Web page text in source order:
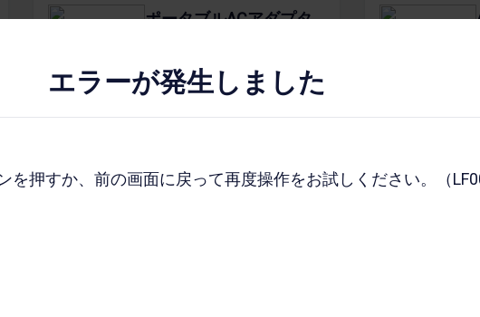
ポータブルACアダプタ
全3​色
エラーが発生しました
押すか、前の画面に戻って再度操作をお試しください。（